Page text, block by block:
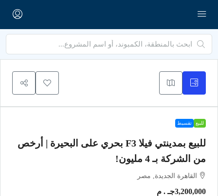
للبيع تقسيط
للبيع بمدينتي فيلا F3 بحري على البحيرة | أرخص
من الشركة بـ 4 مليون!
القاهرة الجديدة, مصر
3,200,000جـ . م